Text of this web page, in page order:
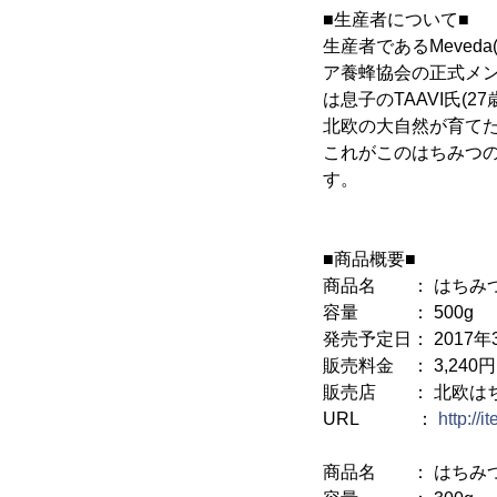
■生産者について■
生産者である
ア養蜂協会の正式メ
は息子のTAAVI氏(27
北欧の大自然が育て
これがこのはちみつ
す。
■商品概要■
商品名 ： はちみ
容量 ： 500g
発売予定日： 2017年
販売料金 ： 3,240円
販売店 ： 北欧は
URL ：
http://
商品名 ： はちみつ